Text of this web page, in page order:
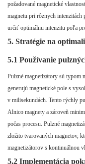
požadované magnetické
magnetu pri rôznych
určiť optimálnu intenzitu poľa
5. Stratégie na
5.1 Používanie
Pulzné magnetizátory sú typom
generujú magnetické pole s
v milisekundách. Tento rýchly
Alnico magnety a zároveň
počas procesu. Pulzné
zložito tvarovaných magnetov,
magnetizátorov s kontinuálnou
5.2 Implementácia